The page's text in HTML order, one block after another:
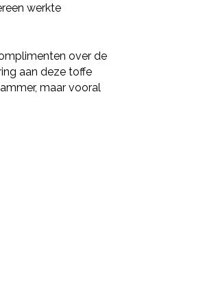
werkte
over de
aan deze toffe
maar vooral